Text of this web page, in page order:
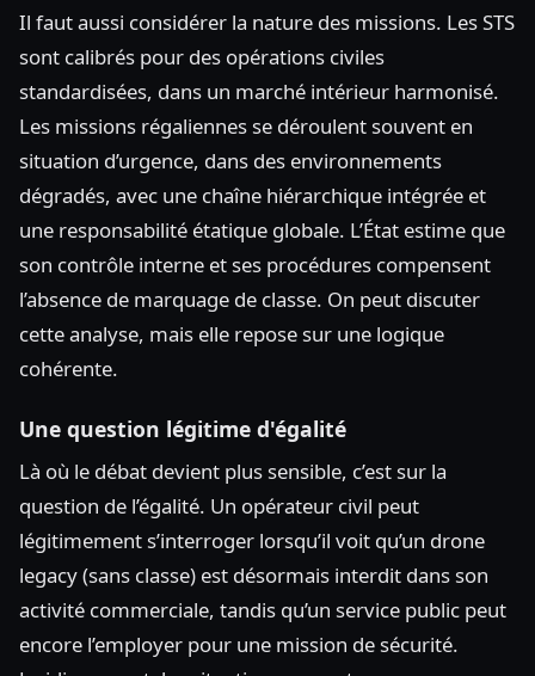
Il faut aussi considérer la nature des missions. Les STS
sont calibrés pour des opérations civiles
standardisées, dans un marché intérieur harmonisé.
Les missions régaliennes se déroulent souvent en
situation d’urgence, dans des environnements
dégradés, avec une chaîne hiérarchique intégrée et
une responsabilité étatique globale. L’État estime que
son contrôle interne et ses procédures compensent
l’absence de marquage de classe. On peut discuter
cette analyse, mais elle repose sur une logique
cohérente.
Une question légitime d'égalité
Là où le débat devient plus sensible, c’est sur la
question de l’égalité. Un opérateur civil peut
légitimement s’interroger lorsqu’il voit qu’un drone
legacy (sans classe) est désormais interdit dans son
activité commerciale, tandis qu’un service public peut
encore l’employer pour une mission de sécurité.